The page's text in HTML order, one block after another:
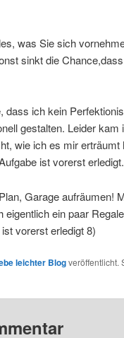
was Sie sich
sinkt die
ich kein
gestalten. Leider
wie ich es mir erträumt
ist vorerst erledigt.
Garage aufräumen!
ein paar
vorerst erledigt 8)
leichter Blogveröffentlicht.